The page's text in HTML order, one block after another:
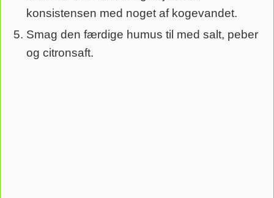
konsistensen med noget af kogevandet.
Smag den færdige humus til med salt, peber
og citronsaft.